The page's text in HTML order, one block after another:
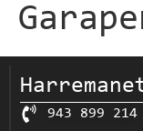
943 899 214